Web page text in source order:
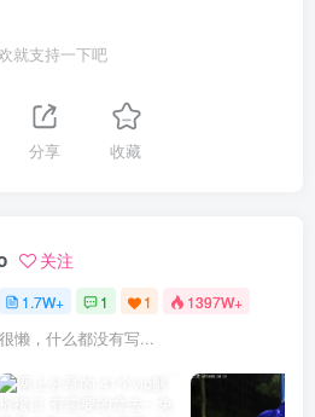
就支持一下吧
分享 收藏
关注
1.7W+ 1 1 1397W+
懒，什么都没有写...